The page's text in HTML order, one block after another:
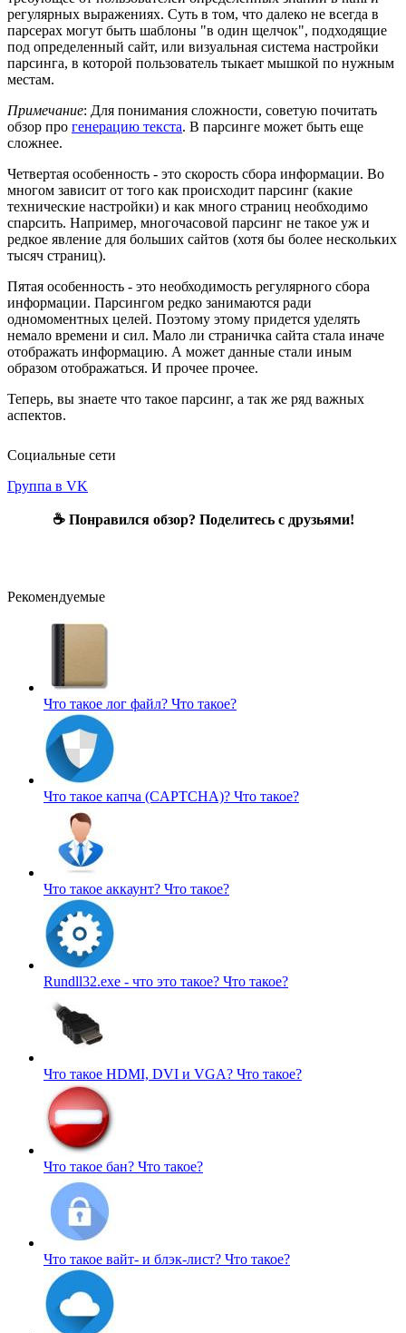
регулярных выражениях. Суть в том, что далеко не всегда в
парсерах могут быть шаблоны "в один щелчок", подходящие
под определенный сайт, или визуальная система настройки
парсинга, в которой пользователь тыкает мышкой по нужным
местам.
Примечание: Для понимания сложности, советую почитать
обзор про генерацию текста. В парсинге может быть еще
сложнее.
Четвертая особенность - это скорость сбора информации. Во
многом зависит от того как происходит парсинг (какие
технические настройки) и как много страниц необходимо
спарсить. Например, многочасовой парсинг не такое уж и
редкое явление для больших сайтов (хотя бы более нескольких
тысяч страниц).
Пятая особенность - это необходимость регулярного сбора
информации. Парсингом редко занимаются ради
одномоментных целей. Поэтому этому придется уделять
немало времени и сил. Мало ли страничка сайта стала иначе
отображать информацию. А может данные стали иным
образом отображаться. И прочее прочее.
Теперь, вы знаете что такое парсинг, а так же ряд важных
аспектов.
Социальные сети
Группа в VK
☕ Понравился обзор? Поделитесь с друзьями!
Рекомендуемые
Что такое лог файл? Что такое?
Что такое капча (CAPTCHA)? Что такое?
Что такое аккаунт? Что такое?
Rundll32.exe - что это такое? Что такое?
Что такое HDMI, DVI и VGA? Что такое?
Что такое бан? Что такое?
Что такое вайт- и блэк-лист? Что такое?